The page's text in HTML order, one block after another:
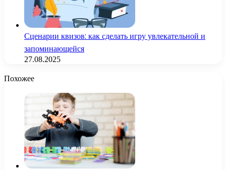
Сценарии квизов: как сделать игру увлекательной и
запоминающейся
27.08.2025
Похожее